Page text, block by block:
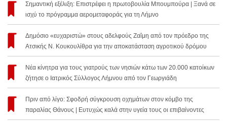
Σημαντική εξέλιξη: Επιστρέφει η πρωτοβουλία Μπουμπούρα | Ξανά σε
ισχύ το πρόγραμμα αερομεταφοράς για τη Λήμνο
Δημόσιο «ευχαριστώ» στους αδελφούς Ζαΐμη από τον πρόεδρο της
Ατσικής Ν. Κουκουλίθρα για την αποκατάσταση αγροτικού δρόμου
Νέα κίνητρα για τους γιατρούς των νησιών κάτω των 20.000 κατοίκων
ζήτησε ο Ιατρικός Σύλλογος Λήμνου από τον Γεωργιάδη
Πριν από λίγο: Σφοδρή σύγκρουση οχημάτων στον κόμβο της
παραλίας Θάνους | Ευτυχώς καλά στην υγεία τους οι επιβαίνοντες